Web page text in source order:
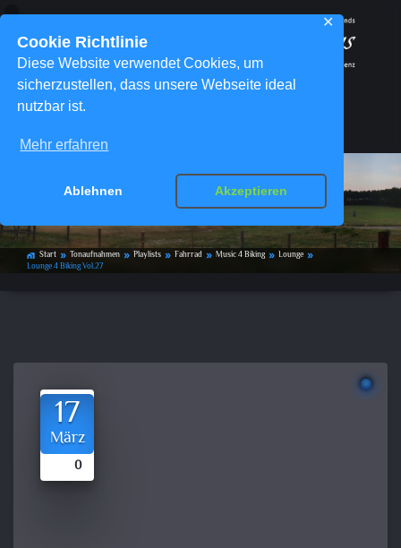
Cookie Richtlinie
Diese Website verwendet Cookies, um
sicherzustellen, dass unsere Webseite ideal
nutzbar ist.
Mehr erfahren
Ablehnen Akzeptieren
✕
Lounge 4 Biking Vol.27
home_work Start double_arrow Tonaufnahmen double_arrow Playlists double_arrow Fahrrad double_arrow Music 4 Biking double_arrow Lounge double_arrow
Lounge 4 Biking Vol.27
17
März
0